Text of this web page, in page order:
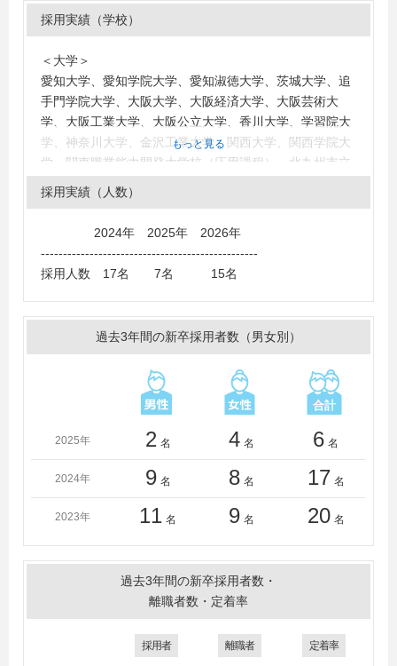
採用実績（学校）
＜大学＞
愛知大学、愛知学院大学、愛知淑徳大学、茨城大学、追
手門学院大学、大阪大学、大阪経済大学、大阪芸術大
学、大阪工業大学、大阪公立大学、香川大学、学習院大
学、神奈川大学、金沢工業大学、関西大学、関西学院大
学、関東職業能力開発大学校（応用課程）、北九州市立
大学、吉備国際大学、京都大学、京都外国語大学、京都
工芸繊維大学、京都産業大学、京都精華大学、近畿大
工科大学、公立鳥取環境大学、國學院大學、国士舘大
文字学園女子大学、女子美術大学、成蹊大学、成城大
東文化大学、多摩美術大学、千葉大学、中央大学、中京
大学、筑波大学、帝塚山大学、帝塚山学院大学、東海大
学、東京外国語大学、東京経済大学、東京工芸大学、東
京国際大学、東京造形大学、東京農業大学、同志社大
名古屋市立大学、奈良教育大学、奈良女子大学、南山大
学、日本大学、日本女子大学、阪南大学、兵庫県立大
学、広島大学、広島経済大学、福岡大学、文教大学、法
政大学、武蔵大学、武蔵野美術大学、明治大学、明治学
市立大学、立教大学、立正大学、立命館大学、龍谷大
＜短大・高専・専門学校＞
大阪ＩＴプログラミング＆会計専門学校天王寺校、大阪
ＩＴプログラミング＆会計専門学校、大阪工業技術専門
学校、大阪電子専門学校、大阪府立南大阪高等職業技術
もっと見る
採用実績（人数）
2024年 2025年 2026年
-------------------------------------------------
採用人数 17名 7名 15名
過去3年間の新卒採用者数（男女別）
2025年 2 名 4 名 6 名
2024年 9 名 8 名 17 名
2023年 11 名 9 名 20 名
過去3年間の新卒採用者数・
離職者数・定着率
採用者 離職者 定着率